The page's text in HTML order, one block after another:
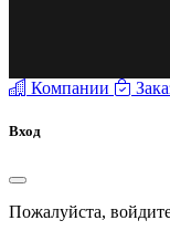
Компании
Вход
Пожалуйста,